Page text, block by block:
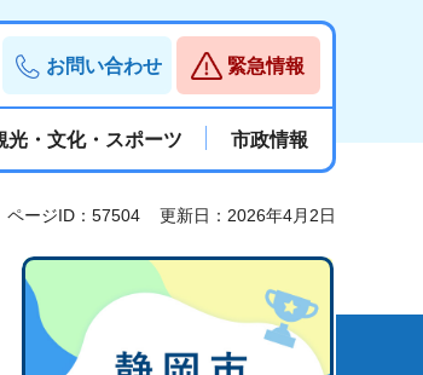
お問い合わせ 緊急情報
光・文化・スポーツ 市政情報
ページID：57504 更新日：2026年4月2日